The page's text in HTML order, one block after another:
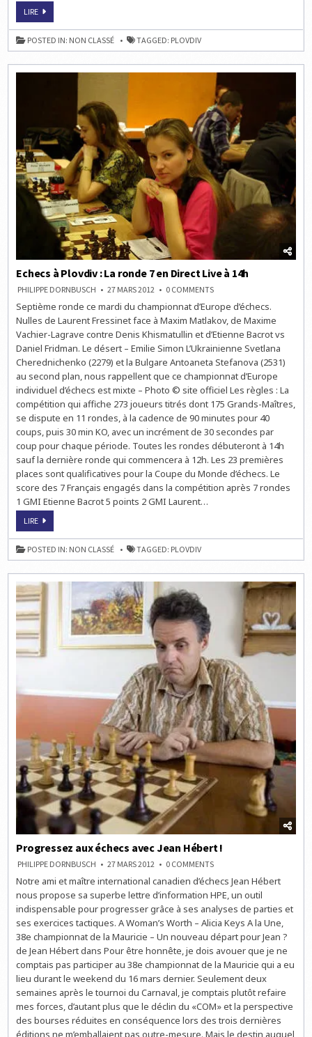
LIREECHECS
PLOVDIV
:
LA
RONDE
POSTED IN: NON CLASSÉ TAGGED: PLOVDIV
Echecs à Plovdiv : La ronde 7 en Direct Live à 14h
PHILIPPE DORNBUSCH 27 MARS 2012 0 COMMENTSON
À
PLOVDIV
:
LA
RONDE
7
DIRECT
LIVE
À
14H
Septième ronde ce mardi du championnat d’Europe d’échecs.
Nulles de Laurent Fressinet face à Maxim Matlakov, de Maxime
Vachier-Lagrave contre Denis Khismatullin et d’Etienne Bacrot vs
Daniel Fridman. Le désert – Emilie Simon L’Ukrainienne Svetlana
Cherednichenko (2279) et la Bulgare Antoaneta Stefanova (2531)
au second plan, nous rappellent que ce championnat d’Europe
individuel d’échecs est mixte – Photo © site officiel Les règles : La
compétition qui affiche 273 joueurs titrés dont 175 Grands-Maîtres,
se dispute en 11 rondes, à la cadence de 90 minutes pour 40
coups, puis 30 min KO, avec un incrément de 30 secondes par
coup pour chaque période. Toutes les rondes débuteront à 14h
sauf la dernière ronde qui commencera à 12h. Les 23 premières
places sont qualificatives pour la Coupe du Monde d’échecs. Le
score des 7 Français engagés dans la compétition après 7 rondes
1 GMI Etienne Bacrot 5 points 2 GMI Laurent…
LIREECHECS
PLOVDIV
:
LA
RONDE
DIRECT
LIVE
À
14H
POSTED IN: NON CLASSÉ TAGGED: PLOVDIV
Progressez aux échecs avec Jean Hébert !
PHILIPPE DORNBUSCH 27 MARS 2012 0 COMMENTSON
AUX
ÉCHECS
AVEC
JEAN
HÉBERT
!
Notre ami et maître international canadien d’échecs Jean Hébert
nous propose sa superbe lettre d’information HPE, un outil
indispensable pour progresser grâce à ses analyses de parties et
ses exercices tactiques. A Woman’s Worth – Alicia Keys A la Une,
38e championnat de la Mauricie – Un nouveau départ pour Jean ?
de Jean Hébert dans Pour être honnête, je dois avouer que je ne
comptais pas participer au 38e championnat de la Mauricie qui a eu
lieu durant le weekend du 16 mars dernier. Seulement deux
semaines après le tournoi du Carnaval, je comptais plutôt refaire
mes forces, d’autant plus que le déclin du «COM» et la perspective
des bourses réduites en conséquence lors des trois dernières
éditions ne m’emballaient pas outre-mesure. Mais le destin auquel